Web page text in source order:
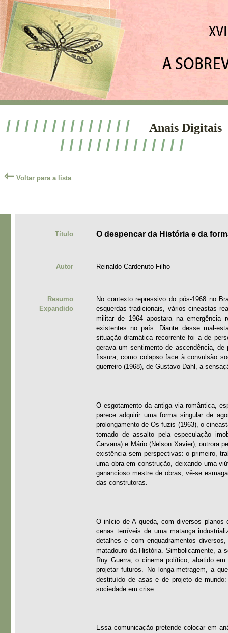
/ / / / / / / / / / / / / / Anais Digitais
/ / / / / / / / / / / / / /
⇽ Voltar para a lista
Título O despencar da História e da
Autor Reinaldo Cardenuto Filho
Resumo
Expandido
No contexto repressivo do pós-1968 no
esquerdas tradicionais, vários cineastas
militar de 1964 apostara na emergência
existentes no país. Diante desse mal-
situação dramática recorrente foi a de
gerava um sentimento de ascendência, de
fissura, como colapso face à convulsão
guerreiro (1968), de Gustavo Dahl, a
O esgotamento da antiga via romântica,
parece adquirir uma forma singular de
prolongamento de Os fuzis (1963), o
tomado de assalto pela especulação
Carvana) e Mário (Nelson Xavier), outrora
existência sem perspectivas: o primeiro,
uma obra em construção, deixando uma
ganancioso mestre de obras, vê-se
das construtoras.
O início de A queda, com diversos
cenas terríveis de uma matança
detalhes e com enquadramentos
matadouro da História. Simbolicamente, a
Ruy Guerra, o cinema político, abatido
projetar futuros. No longa-metragem, a
destituído de asas e de projeto de
sociedade em crise.
Essa comunicação pretende colocar em